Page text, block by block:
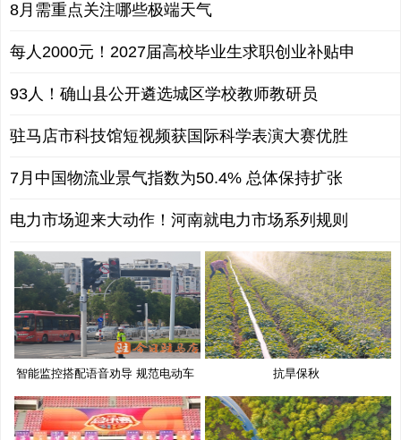
8月需重点关注哪些极端天气
每人2000元！2027届高校毕业生求职创业补贴申
93人！确山县公开遴选城区学校教师教研员
驻马店市科技馆短视频获国际科学表演大赛优胜
7月中国物流业景气指数为50.4% 总体保持扩张
电力市场迎来大动作！河南就电力市场系列规则
智能监控搭配语音劝导 规范电动车 抗旱保秋